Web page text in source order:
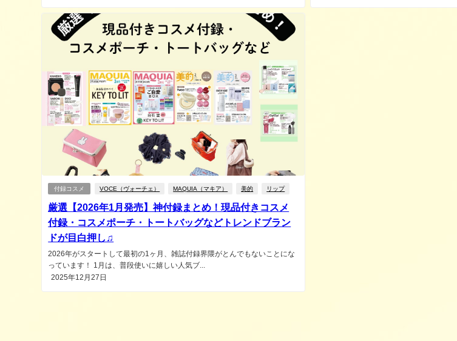
付録コスメ VOCE（ヴォーチェ） MAQUIA（マキア） 美的 リップ
厳選【2026年1月発売】神付録まとめ！現品付きコスメ
付録・コスメポーチ・トートバッグなどトレンドブラン
ドが目白押し♫
2026年がスタートして最初の1ヶ月、雑誌付録界隈がとんでもないことにな
っています！ 1月は、普段使いに嬉しい人気ブ...
2025年12月27日